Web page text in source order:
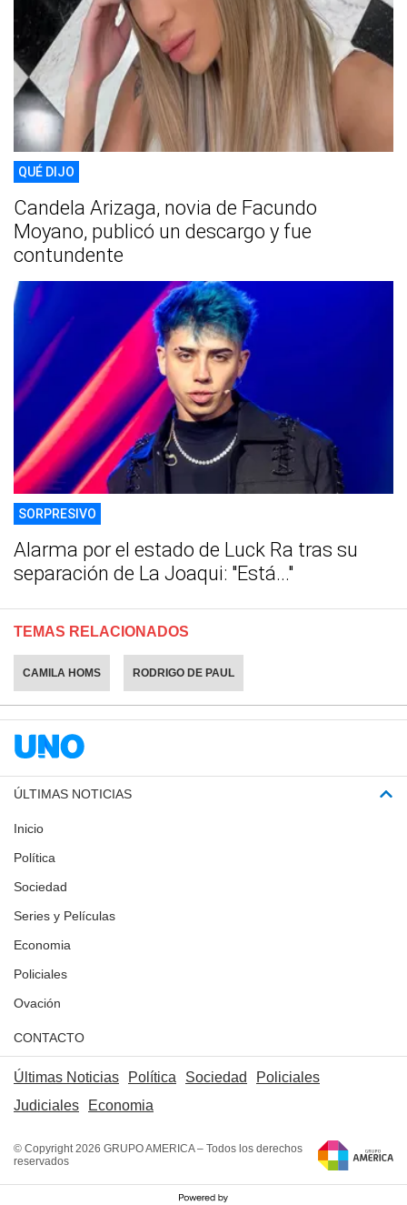
QUÉ DIJO
Candela Arizaga, novia de Facundo
Moyano, publicó un descargo y fue
contundente
SORPRESIVO
Alarma por el estado de Luck Ra tras su
separación de La Joaqui: "Está..."
TEMAS RELACIONADOS
CAMILA HOMS RODRIGO DE PAUL
ÚLTIMAS NOTICIAS
Inicio
Política
Sociedad
Series y Películas
Economia
Policiales
Ovación
CONTACTO
Últimas Noticias Política Sociedad
Policiales
Judiciales
Economia
© Copyright 2026 GRUPO AMERICA – Todos los derechos
reservados